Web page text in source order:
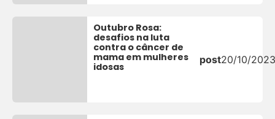
Outubro Rosa:
desafios na luta
contra o câncer de
mama em mulheres
idosas
post20/10/